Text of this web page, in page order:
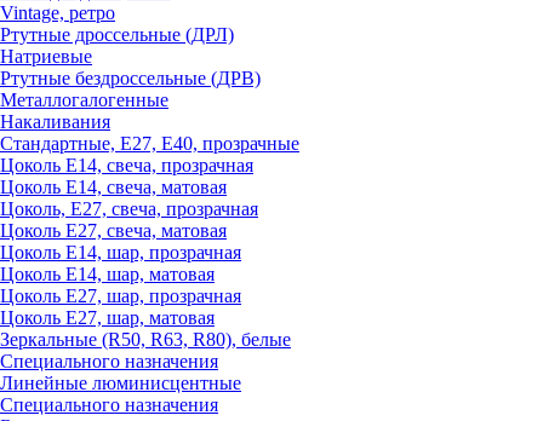
Vintage, ретро
Ртутные дроссельные (ДРЛ)
Натриевые
Ртутные бездроссельные (ДРВ)
Металлогалогенные
Накаливания
Стандартные, Е27, Е40, прозрачные
Цоколь Е14, свеча, прозрачная
Цоколь Е14, свеча, матовая
Цоколь, Е27, свеча, прозрачная
Цоколь Е27, свеча, матовая
Цоколь Е14, шар, прозрачная
Цоколь Е14, шар, матовая
Цоколь Е27, шар, прозрачная
Цоколь Е27, шар, матовая
Зеркальные (R50, R63, R80), белые
Специального назначения
Линейные люминисцентные
Специального назначения